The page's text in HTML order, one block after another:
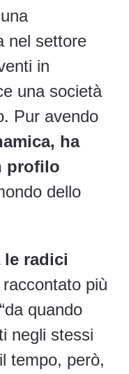
nel settore
in
una società
Pur avendo
ha
profilo
dello
le radici
più
quando
negli stessi
tempo, però,